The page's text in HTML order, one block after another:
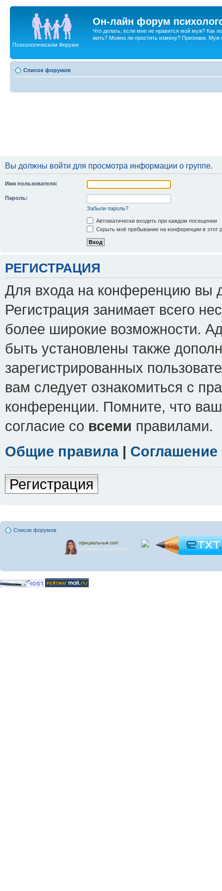
Он-лайн форум
Что делать, если мне не нравится мой муж? Как
жить? Можно ли простить измену? Признаки. Муж
Психологическом Форуме
Список форумов
Вы должны войти для просмотра информации о группе.
Имя пользователя:
Пароль:
Забыли пароль?
Автоматически входить при каждом посещении
Скрыть моё пребывание на конференции в этот
РЕГИСТРАЦИЯ
Для входа на конференцию вы
Регистрация занимает всего
более широкие возможности.
быть установлены также
зарегистрированных
вам следует ознакомиться с
конференции. Помните, что
согласие со всеми правилами.
Общие правила|
Регистрация
Список форумов